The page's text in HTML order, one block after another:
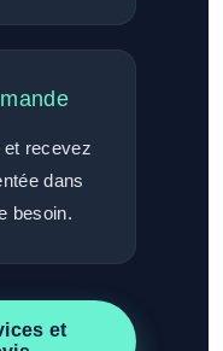
et recevez
dans
besoin.
et